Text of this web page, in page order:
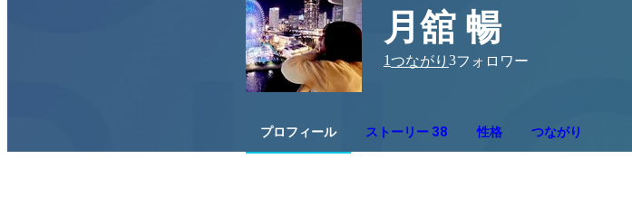
月舘 暢
1つながり 3フォロワー
プロフィール ストーリー 38 性格 つながり